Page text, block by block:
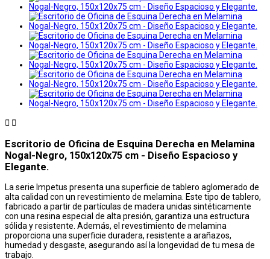
 
Escritorio de Oficina de Esquina Derecha en Melamina
Nogal-Negro, 150x120x75 cm - Diseño Espacioso y
Elegante.
La serie Impetus presenta una superficie de tablero aglomerado de
alta calidad con un revestimiento de melamina. Este tipo de tablero,
fabricado a partir de partículas de madera unidas sintéticamente
con una resina especial de alta presión, garantiza una estructura
sólida y resistente. Además, el revestimiento de melamina
proporciona una superficie duradera, resistente a arañazos,
humedad y desgaste, asegurando así la longevidad de tu mesa de
trabajo.